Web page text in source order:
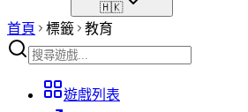
🇭🇰
首頁 標籤 教育
遊戲列表